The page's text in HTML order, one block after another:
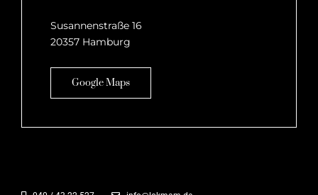
Susannenstraße 16
20357 Hamburg
Google Maps